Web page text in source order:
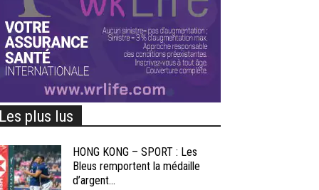
plus lus
HONG KONG – SPORT : Les
Bleus remportent la médaille
d’argent...